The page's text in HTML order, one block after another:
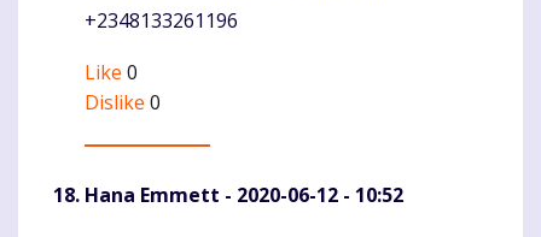
+2348133261196
Like 0
Dislike 0
Hana Emmett - 2020-06-12 - 10:52